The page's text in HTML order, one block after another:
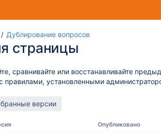
Дублирование вопросов
страницы
сравнивайте или восстанавливайте
правилами, установленными
Опубликовано